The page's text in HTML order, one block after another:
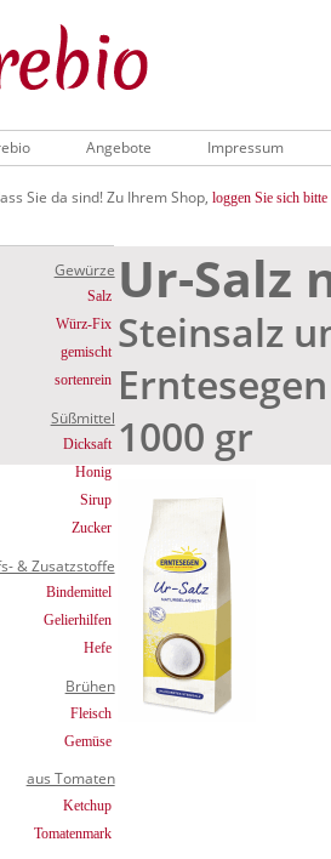
Angebote Impressum
Sie da sind! Zu Ihrem Shop, loggen Sie sich bitte
Gewürze
Salz
Würz-Fix
gemischt
sortenrein
Süßmittel
Dicksaft
Honig
Sirup
Zucker
& Zusatzstoffe
Bindemittel
Gelierhilfen
Hefe
Brühen
Fleisch
Gemüse
aus Tomaten
Ketchup
Tomatenmark
Ur-Salz
Steinsalz
Erntesegen
1000 gr